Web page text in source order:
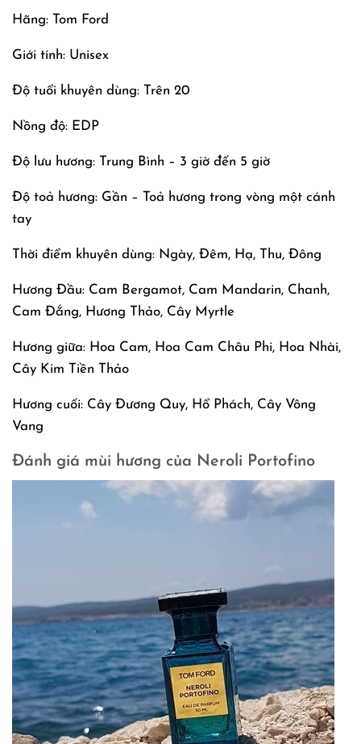
Hãng: Tom Ford
Giới tính: Unisex
Độ tuổi khuyên dùng: Trên 20
Nồng độ: EDP
Độ lưu hương: Trung Bình – 3 giờ đến 5 giờ
Độ toả hương: Gần – Toả hương trong vòng một cánh
tay
Thời điểm khuyên dùng: Ngày, Đêm, Hạ, Thu, Đông
Hương Đầu: Cam Bergamot, Cam Mandarin, Chanh,
Cam Đắng, Hương Thảo, Cây Myrtle
Hương giữa: Hoa Cam, Hoa Cam Châu Phi, Hoa Nhài,
Cây Kim Tiền Thảo
Hương cuối: Cây Đương Quy, Hổ Phách, Cây Vông
Vang
Đánh giá mùi hương của Neroli Portofino